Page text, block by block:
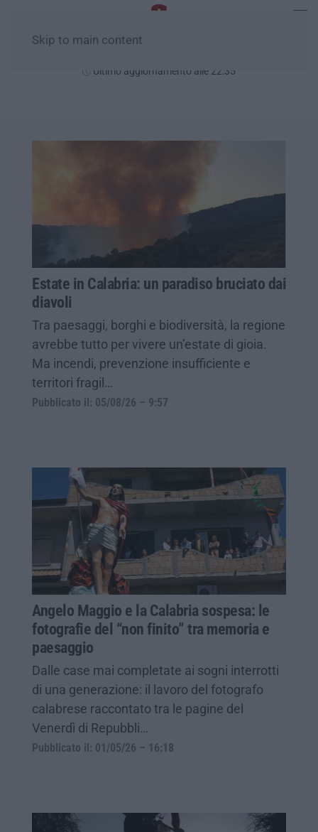
Skip to main content
Ultimo aggiornamento alle 22:35
Estate in Calabria: un paradiso bruciato dai
diavoli
Tra paesaggi, borghi e biodiversità, la regione
avrebbe tutto per vivere un’estate di gioia.
Ma incendi, prevenzione insufficiente e
territori fragil…
Pubblicato il: 05/08/26 – 9:57
Angelo Maggio e la Calabria sospesa: le
fotografie del “non finito” tra memoria e
paesaggio
Dalle case mai completate ai sogni interrotti
di una generazione: il lavoro del fotografo
calabrese raccontato tra le pagine del
Venerdì di Repubbli…
Pubblicato il: 01/05/26 – 16:18